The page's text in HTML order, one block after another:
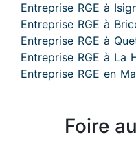
Entreprise RGE à
Entreprise RGE à
Entreprise RGE à
Entreprise RGE à La
Entreprise RGE en
Foire